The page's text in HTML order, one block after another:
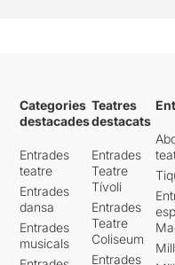
Categories
destacades
Entrades
teatre
Entrades
dansa
Entrades
musicals
Teatres
destacats
Entrades
Teatre
Tívoli
Entrades
Teatre
Coliseum
Entrades